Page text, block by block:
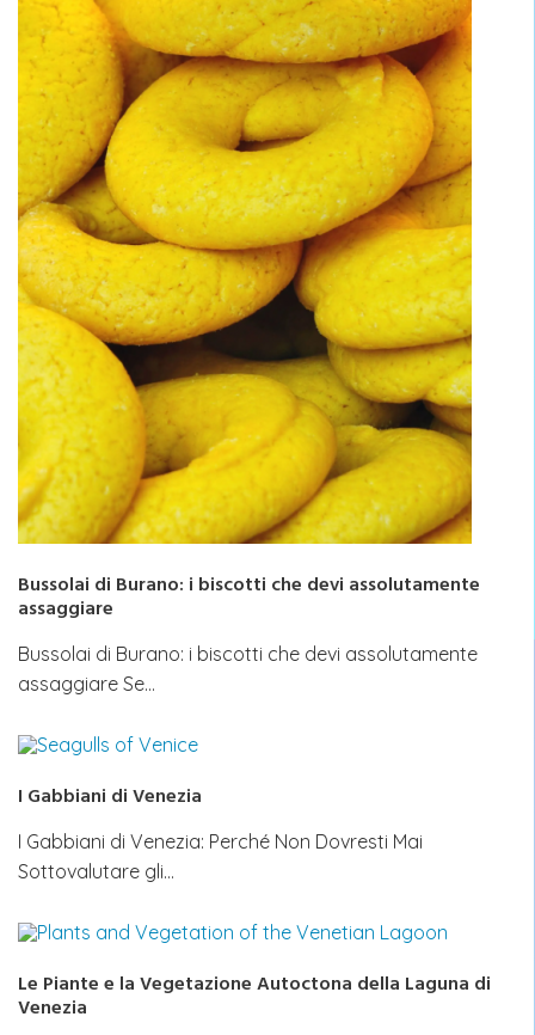
Bussolai di Burano: i biscotti che devi assolutamente
assaggiare
Bussolai di Burano: i biscotti che devi assolutamente
assaggiare Se…
I Gabbiani di Venezia
I Gabbiani di Venezia: Perché Non Dovresti Mai
Sottovalutare gli…
Le Piante e la Vegetazione Autoctona della Laguna di
Venezia